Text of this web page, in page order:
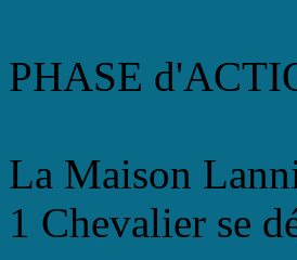
PHASE
La Maison
1 Chevalier se